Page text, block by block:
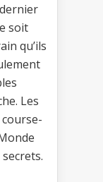
soit
qu’ils
Les
course-